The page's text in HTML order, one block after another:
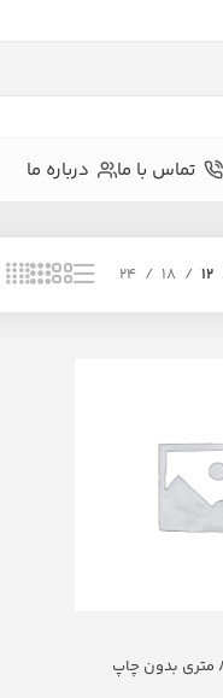
تماس با ما درباره ما
12
18
24